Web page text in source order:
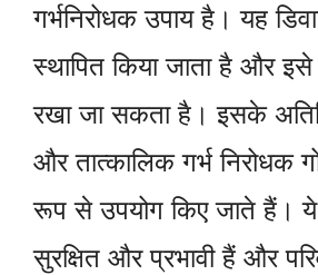
गर्भनिरोधक उपाय है। यह
स्थापित किया जाता है और
रखा जा सकता है। इसके
और तात्कालिक गर्भ निरोधक
रूप से उपयोग किए जाते हैं।
सुरक्षित और प्रभावी हैं और